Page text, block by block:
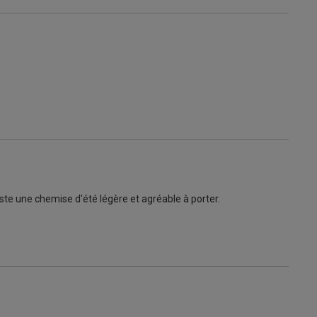
une chemise d'été légère et agréable à porter.